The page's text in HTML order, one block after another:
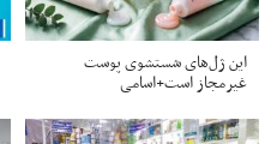
این ژل‌های شستشوی پوست
غیرمجاز است+اسامی